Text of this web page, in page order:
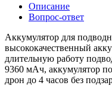
Описание
Вопрос-ответ
Аккумулятор для
высококачественный
длительную работу
9360 мАч, аккумулятор
дрон до 4 часов без